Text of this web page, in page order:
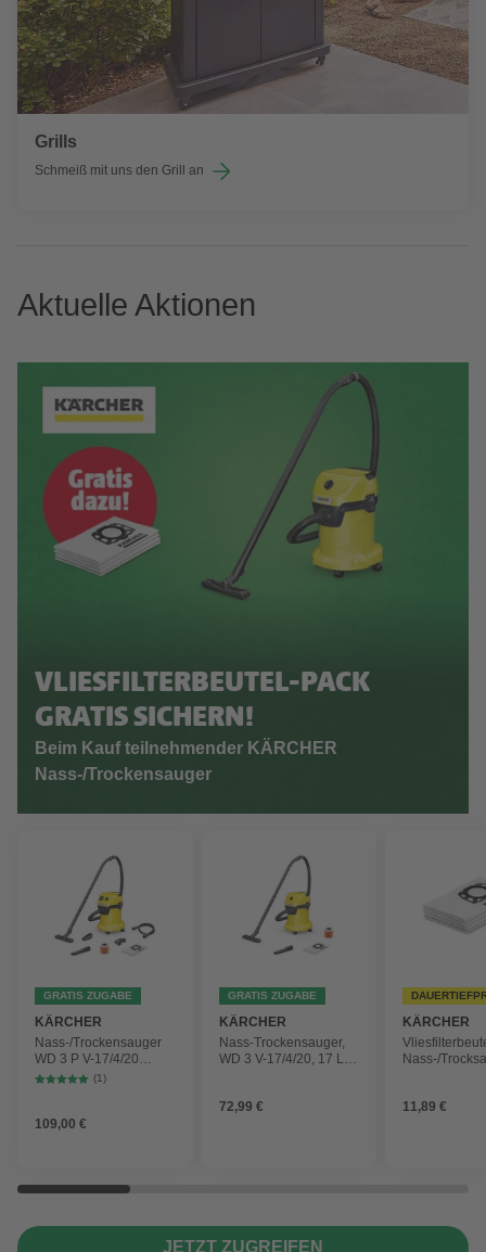
Grills
Schmeiß mit uns den Grill an
Aktuelle Aktionen
VLIESFILTERBEUTEL-PACK
GRATIS SICHERN!
Beim Kauf teilnehmender KÄRCHER
Nass-/Trockensauger
GRATIS ZUGABE
KÄRCHER
Nass-/Trockensauger
WD 3 P V-17/4/20
Workshop mit
(1)
109,00 €
GRATIS ZUGABE
KÄRCHER
Nass-Trockensauger,
WD 3 V-17/4/20, 17 L,
72,99 €
KÄRCHER
Nass-/
4 Stück
11,89 €
JETZT ZUGREIFEN